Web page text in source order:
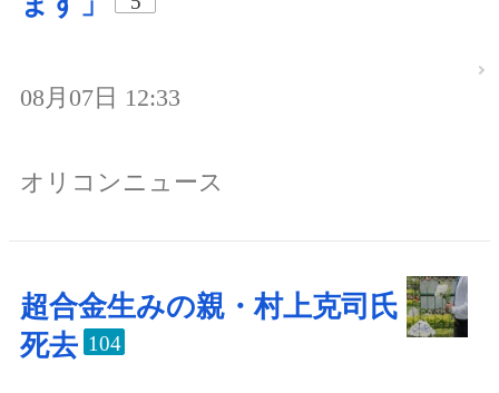
08月07日 12:33
オリコンニュース
超合金生みの親・村上克司氏
死去 104